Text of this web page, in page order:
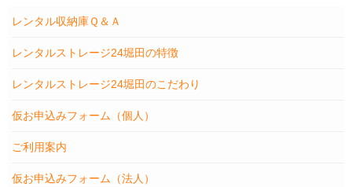
レンタル収納庫Ｑ＆Ａ
レンタルストレージ24堀田の特徴
レンタルストレージ24堀田のこだわり
仮お申込みフォーム（個人）
ご利用案内
仮お申込みフォーム（法人）